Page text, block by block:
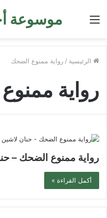
موسوعة القائمة
الرئيسية / رواية ممنوع الضحك
رواية
رواية ممنوع الضحك –
أكمل القراءة »